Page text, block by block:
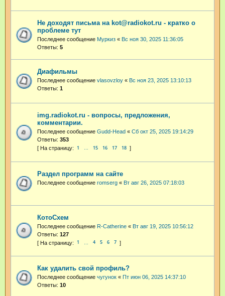
Не доходят письма на kot@radiokot.ru - кратко о
проблеме тут
Последнее сообщение Муркиз « Вс ноя 30, 2025 11:36:05
Ответы: 5
Диафильмы
Последнее сообщение vlasovzloy « Вс ноя 23, 2025 13:10:13
Ответы: 1
img.radiokot.ru - вопросы, предложения,
комментарии.
Последнее сообщение Gudd-Head « Сб окт 25, 2025 19:14:29
Ответы: 353
1 … 15 16 17 18
Раздел программ на сайте
Последнее сообщение romserg « Вт авг 26, 2025 07:18:03
КотоСхем
Последнее сообщение R-Catherine « Вт авг 19, 2025 10:56:12
Ответы: 127
1 4 5 6 7
Как удалить свой профиль?
Последнее сообщение чугунок « Пт июн 06, 2025 14:37:10
Ответы: 10